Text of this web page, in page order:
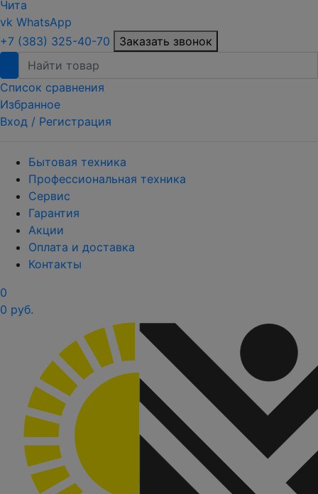
Чита
vk WhatsApp
+7 (383) 325-40-70
Заказать звонок
Список сравнения
Избранное
Вход / Регистрация
Бытовая техника
Профессиональная техника
Сервис
Гарантия
Акции
Оплата и доставка
Контакты
0
0 руб.